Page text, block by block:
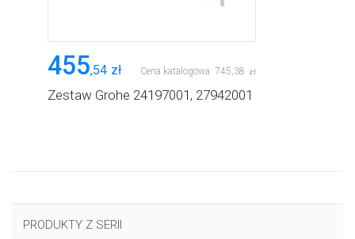
455,54 zł Cena katalogowa: 745,38 zł
Zestaw Grohe 24197001, 27942001
PRODUKTY Z SERII